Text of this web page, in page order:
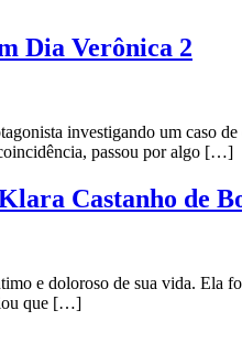
Dia Verônica 2
investigando um caso
passou por algo […]
Castanho de
e doloroso de sua vida. Ela
que […]